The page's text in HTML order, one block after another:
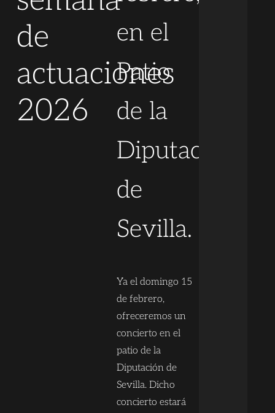
de
actuaciones
2026
en el
Patio
de la
Diputación
de
Sevilla.
Ya el domingo 15
de febrero,
ofreceremos un
concierto en el
patio de la
Diputación de
Sevilla. Dicho
concierto estará